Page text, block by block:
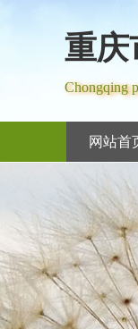
重庆
Chongqing
网站首